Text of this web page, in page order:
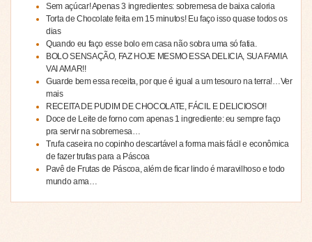
Sem açúcar! Apenas 3 ingredientes: sobremesa de baixa caloria
Torta de Chocolate feita em 15 minutos! Eu faço isso quase todos os
dias
Quando eu faço esse bolo em casa não sobra uma só fatia.
BOLO SENSAÇÃO, FAZ HOJE MESMO ESSA DELICIA, SUA FAMIA
VAI AMAR!!
Guarde bem essa receita, por que é igual a um tesouro na terra!…Ver
mais
RECEITA DE PUDIM DE CHOCOLATE, FÁCIL E DELICIOSO!!
Doce de Leite de forno com apenas 1 ingrediente: eu sempre faço
pra servir na sobremesa…
Trufa caseira no copinho descartável a forma mais fácil e econômica
de fazer trufas para a Páscoa
Pavê de Frutas de Páscoa, além de ficar lindo é maravilhoso e todo
mundo ama…